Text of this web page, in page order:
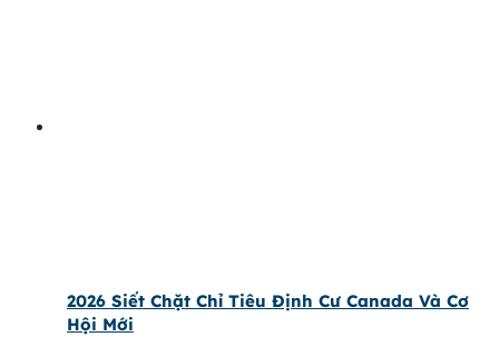
2026 Siết Chặt Chỉ Tiêu Định Cư Canada Và Cơ
Hội Mới